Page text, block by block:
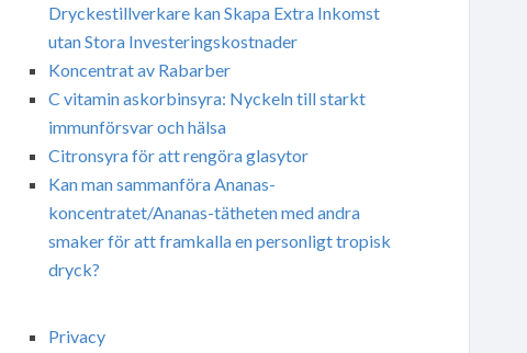
Dryckestillverkare kan Skapa Extra Inkomst
utan Stora Investeringskostnader
Koncentrat av Rabarber
C vitamin askorbinsyra: Nyckeln till starkt
immunförsvar och hälsa
Citronsyra för att rengöra glasytor
Kan man sammanföra Ananas-
koncentratet/Ananas-tätheten med andra
smaker för att framkalla en personligt tropisk
dryck?
Privacy